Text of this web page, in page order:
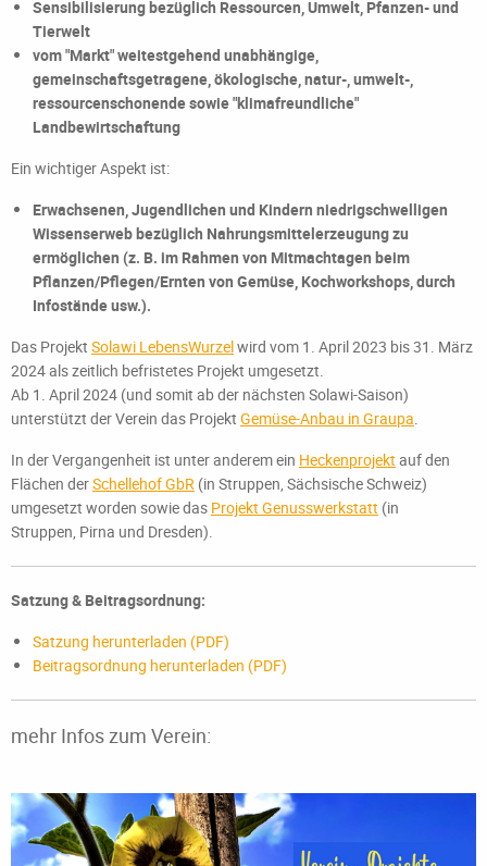
Sensibilisierung bezüglich Ressourcen, Umwelt, Pfanzen- und
Tierwelt
vom "Markt" weitestgehend unabhängige,
gemeinschaftsgetragene, ökologische, natur-, umwelt-,
ressourcenschonende sowie "klimafreundliche"
Landbewirtschaftung
Ein wichtiger Aspekt ist:
Erwachsenen, Jugendlichen und Kindern niedrigschwelligen
Wissenserweb bezüglich Nahrungsmittelerzeugung zu
ermöglichen (z. B. im Rahmen von Mitmachtagen beim
Pflanzen/Pflegen/Ernten von Gemüse, Kochworkshops, durch
Infostände usw.).
Das Projekt Solawi LebensWurzelwird vom 1. April 2023 bis 31. März
2024 als zeitlich befristetes Projekt umgesetzt.
Ab 1. April 2024 (und somit ab der nächsten Solawi-Saison)
unterstützt der Verein das Projekt Gemüse-Anbau in Graupa.
In der Vergangenheit ist unter anderem ein Heckenprojekt auf den
Flächen derSchellehof GbR (in Struppen, Sächsische Schweiz)
umgesetzt worden sowie das Projekt Genusswerkstatt (in
Struppen, Pirna und Dresden).
Satzung & Beitragsordnung:
Satzung herunterladen (PDF)
Beitragsordnung herunterladen (PDF)
mehr Infos zum Verein: